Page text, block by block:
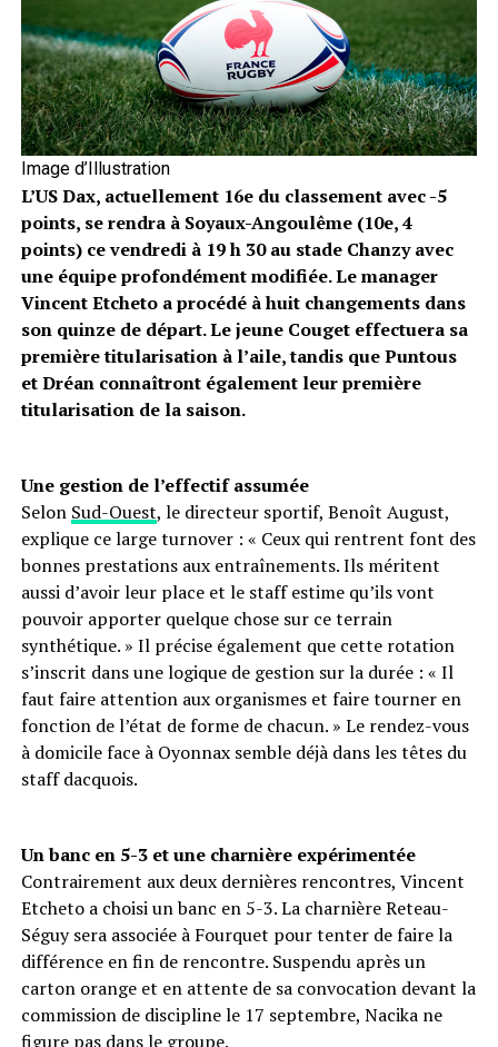
Image d’Illustration
L’US Dax, actuellement 16e du classement avec -5
points, se rendra à Soyaux-Angoulême (10e, 4
points) ce vendredi à 19 h 30 au stade Chanzy avec
une équipe profondément modifiée. Le manager
Vincent Etcheto a procédé à huit changements dans
son quinze de départ. Le jeune Couget effectuera sa
première titularisation à l’aile, tandis que Puntous
et Dréan connaîtront également leur première
titularisation de la saison.
Une gestion de l’effectif assumée
Selon Sud-Ouest, le directeur sportif, Benoît August,
explique ce large turnover : « Ceux qui rentrent font des
bonnes prestations aux entraînements. Ils méritent
aussi d’avoir leur place et le staff estime qu’ils vont
pouvoir apporter quelque chose sur ce terrain
synthétique. » Il précise également que cette rotation
s’inscrit dans une logique de gestion sur la durée : « Il
faut faire attention aux organismes et faire tourner en
fonction de l’état de forme de chacun. » Le rendez-vous
à domicile face à Oyonnax semble déjà dans les têtes du
staff dacquois.
Un banc en 5-3 et une charnière expérimentée
Contrairement aux deux dernières rencontres, Vincent
Etcheto a choisi un banc en 5-3. La charnière Reteau-
Séguy sera associée à Fourquet pour tenter de faire la
différence en fin de rencontre. Suspendu après un
carton orange et en attente de sa convocation devant la
commission de discipline le 17 septembre, Nacika ne
figure pas dans le groupe.